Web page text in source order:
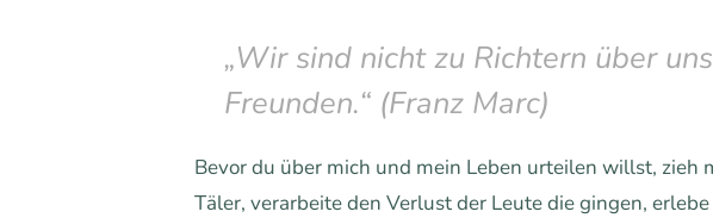
„Wir sind nicht zu Richtern über
Freunden.“ (Franz Marc)
Bevor du über mich und mein Leben urteilen willst, zieh
Täler, verarbeite den Verlust der Leute die gingen,